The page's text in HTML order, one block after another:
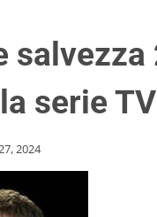
serie TV
2024